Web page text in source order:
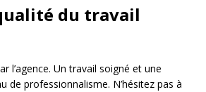
du travail
l’agence. Un travail soigné et une
de professionnalisme. N’hésitez pas à